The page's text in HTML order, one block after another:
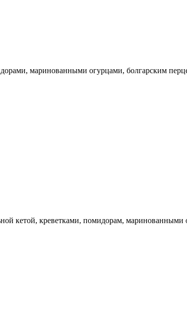
маринованными огурцами, болгарским
кетой, креветками, помидорам,